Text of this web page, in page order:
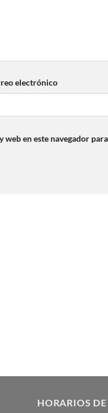
electrónico
en este navegador
HORARIOS